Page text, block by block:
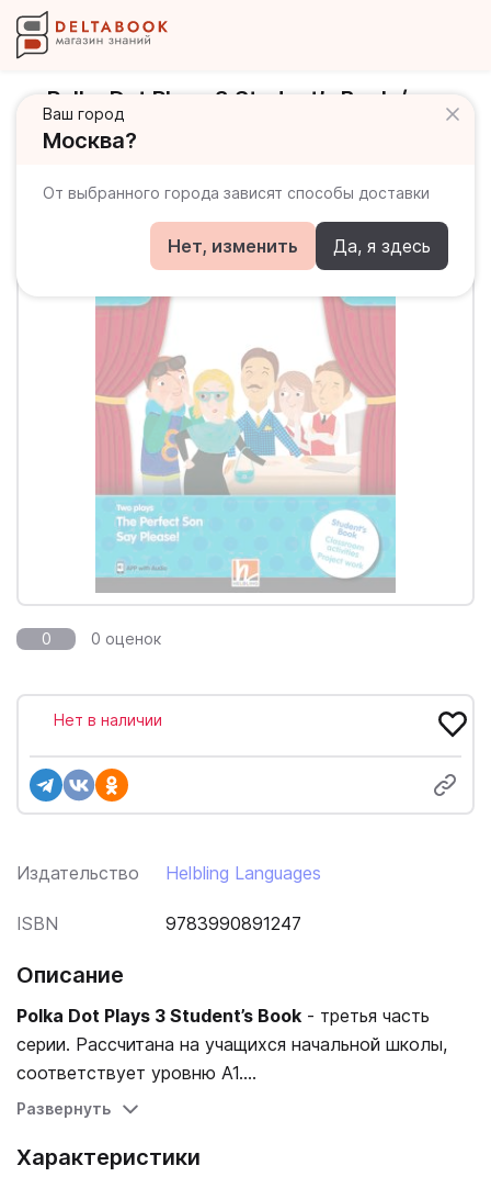
Ваш город
Москва?
От выбранного города зависят способы доставки
Нет, изменить Да, я здесь
Polka Dot Plays 3 Student’s Book /
Учебник
0 0 оценок
Издательство Helbling Languages
ISBN 9783990891247
Нет в наличии
Описание
Polka Dot Plays 3 Student’s Book - третья часть
серии. Рассчитана на учащихся начальной школы,
соответствует уровню A1.
Они просты в постановке, требуют мало реквизита
Развернуть
Характеристики